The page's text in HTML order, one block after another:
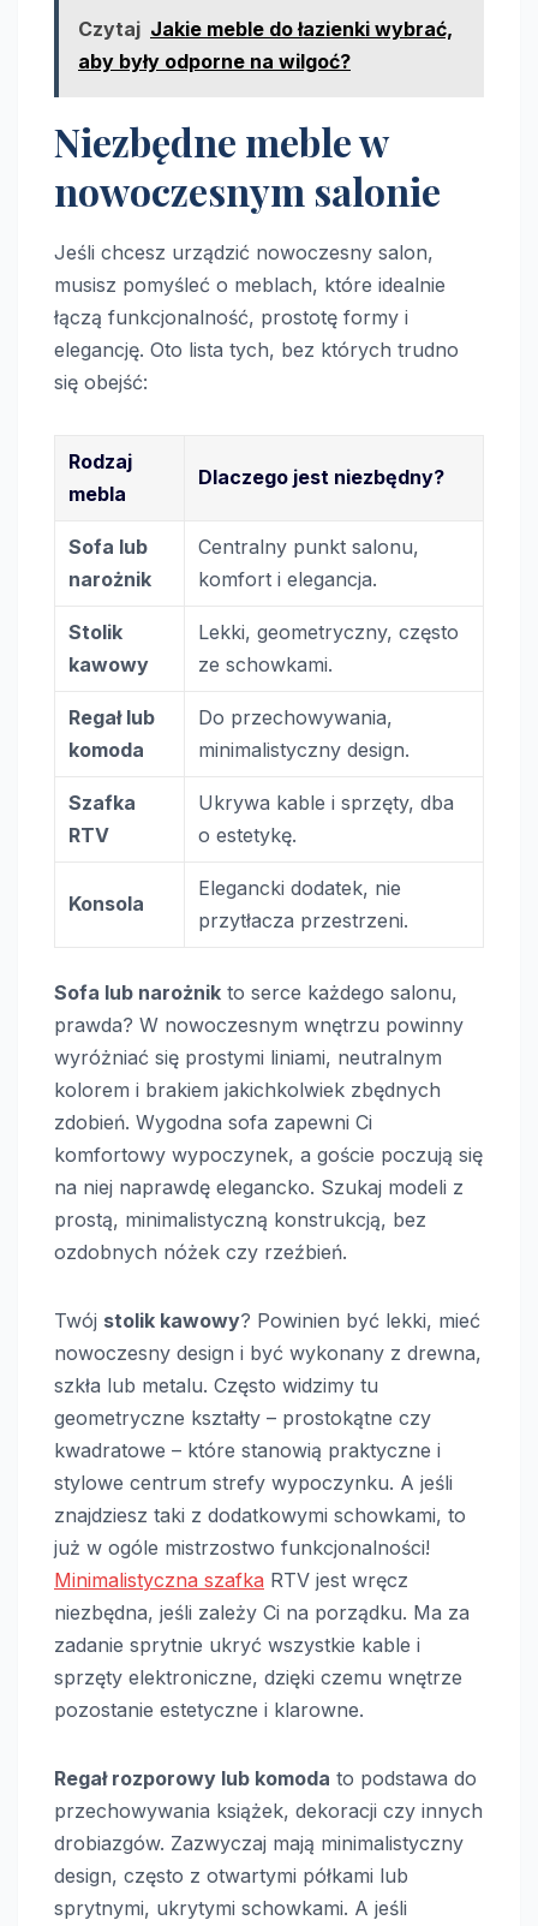
Czytaj Jakie meble do łazienki wybrać,
aby były odporne na wilgoć?
Niezbędne meble w
nowoczesnym salonie
Jeśli chcesz urządzić nowoczesny salon,
musisz pomyśleć o meblach, które idealnie
łączą funkcjonalność, prostotę formy i
elegancję. Oto lista tych, bez których trudno
się obejść:
Rodzaj
mebla
Dlaczego jest niezbędny?
Sofa lub
narożnik
Centralny punkt salonu,
komfort i elegancja.
Stolik
kawowy
Lekki, geometryczny, często
ze schowkami.
Regał lub
komoda
Do przechowywania,
minimalistyczny design.
Szafka
RTV
Ukrywa kable i sprzęty, dba
o estetykę.
Konsola
Elegancki dodatek, nie
przytłacza przestrzeni.
Sofa lub narożnik to serce każdego salonu,
prawda? W nowoczesnym wnętrzu powinny
wyróżniać się prostymi liniami, neutralnym
kolorem i brakiem jakichkolwiek zbędnych
zdobień. Wygodna sofa zapewni Ci
komfortowy wypoczynek, a goście poczują się
na niej naprawdę elegancko. Szukaj modeli z
prostą, minimalistyczną konstrukcją, bez
ozdobnych nóżek czy rzeźbień.
Twój stolik kawowy? Powinien być lekki, mieć
nowoczesny design i być wykonany z drewna,
szkła lub metalu. Często widzimy tu
geometryczne kształty – prostokątne czy
kwadratowe – które stanowią praktyczne i
stylowe centrum strefy wypoczynku. A jeśli
znajdziesz taki z dodatkowymi schowkami, to
już w ogóle mistrzostwo funkcjonalności!
Minimalistyczna szafka RTV jest wręcz
niezbędna, jeśli zależy Ci na porządku. Ma za
zadanie sprytnie ukryć wszystkie kable i
sprzęty elektroniczne, dzięki czemu wnętrze
pozostanie estetyczne i klarowne.
Regał rozporowy lub komoda to podstawa do
przechowywania książek, dekoracji czy innych
drobiazgów. Zazwyczaj mają minimalistyczny
design, często z otwartymi półkami lub
sprytnymi, ukrytymi schowkami. A jeśli